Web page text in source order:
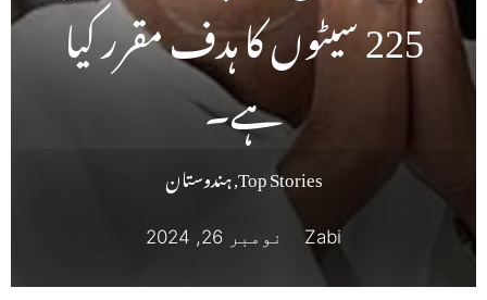
225 سیٹوں کا ہدف مقرر کیا
ہے۔
Top Stories
,ہندوستان
Zabi نومبر 26, 2024